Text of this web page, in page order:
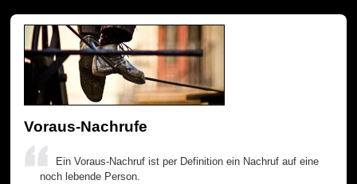
Voraus-Nachrufe
Ein Voraus-Nachruf ist per Definition ein Nachruf auf eine
noch lebende Person.